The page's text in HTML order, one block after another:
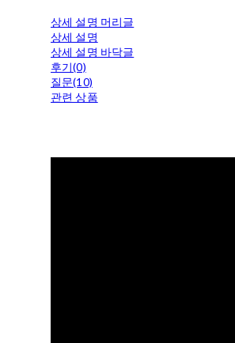
상세 설명 머리글
상세 설명
상세 설명 바닥글
후기(0)
질문(10)
관련 상품